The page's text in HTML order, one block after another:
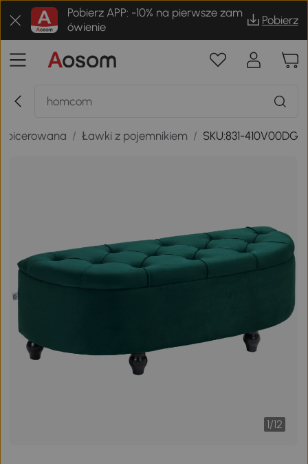
Pobierz APP: -10% na pierwsze zam
ówienie
Pobierz
/ Ławki z pojemnikiem / SKU:831-410V00DG
1/12